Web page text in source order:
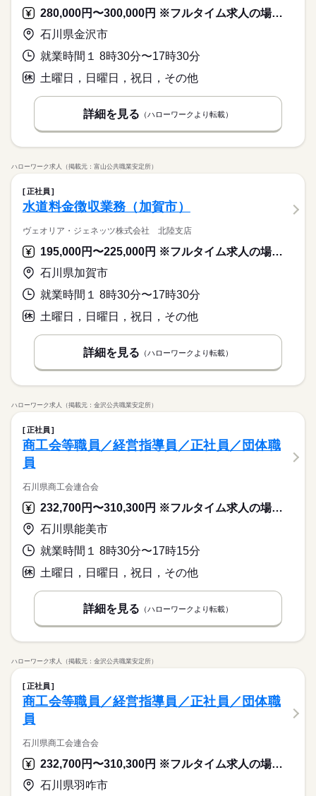
280,000円〜300,000円 ※フルタイム求人の場合は月額（換算額）、パート求人の場合は時間額を表示しています。
石川県金沢市
就業時間１ 8時30分〜17時30分
土曜日，日曜日，祝日，その他
詳細を見る （ハローワークより転載）
ハローワーク求人（掲載元：富山公共職業安定所）
正社員
水道料金徴収業務（加賀市）
ヴェオリア・ジェネッツ株式会社 北陸支店
195,000円〜225,000円 ※フルタイム求人の場合は月額（換算額）、パート求人の場合は時間額を表示しています。
石川県加賀市
就業時間１ 8時30分〜17時30分
土曜日，日曜日，祝日，その他
詳細を見る （ハローワークより転載）
ハローワーク求人（掲載元：金沢公共職業安定所）
正社員
商工会等職員／経営指導員／正社員／団体職
員
石川県商工会連合会
232,700円〜310,300円 ※フルタイム求人の場合は月額（換算額）、パート求人の場合は時間額を表示しています。
石川県能美市
就業時間１ 8時30分〜17時15分
土曜日，日曜日，祝日，その他
詳細を見る （ハローワークより転載）
ハローワーク求人（掲載元：金沢公共職業安定所）
正社員
商工会等職員／経営指導員／正社員／団体職
員
石川県商工会連合会
232,700円〜310,300円 ※フルタイム求人の場合は月額（換算額）、パート求人の場合は時間額を表示しています。
石川県羽咋市